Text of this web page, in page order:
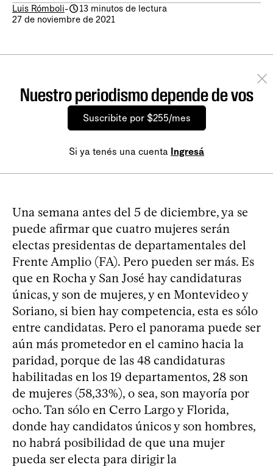
Luis Rómboli-
13 minutos de lectura
27 de noviembre de 2021
Nuestro periodismo depende de vos
Suscribite por $255/mes
Si ya tenés una cuenta Ingresá
Una semana antes del 5 de diciembre, ya se
puede afirmar que cuatro mujeres serán
electas presidentas de departamentales del
Frente Amplio (FA). Pero pueden ser más. Es
que en Rocha y San José hay candidaturas
únicas, y son de mujeres, y en Montevideo y
Soriano, si bien hay competencia, esta es sólo
entre candidatas. Pero el panorama puede ser
aún más prometedor en el camino hacia la
paridad, porque de las 48 candidaturas
habilitadas en los 19 departamentos, 28 son
de mujeres (58,33%), o sea, son mayoría por
ocho. Tan sólo en Cerro Largo y Florida,
donde hay candidatos únicos y son hombres,
no habrá posibilidad de que una mujer
pueda ser electa para dirigir la